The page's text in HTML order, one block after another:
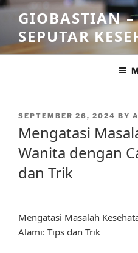
Skip
content
GIOBASTIAN
SEPUTAR
POSTED
SEPTEMBER 26, 2024 BY
Mengatasi
Wanita dengan
dan Trik
Mengatasi Masalah
Alami: Tips dan Trik